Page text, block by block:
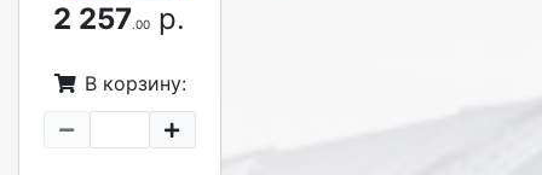
2 257.00 р.
В корзину: